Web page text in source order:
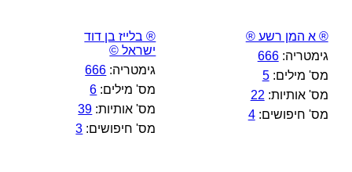
® א המן רשע ®
גימטריה:666
מס' מילים:5
מס' אותיות: 22
מס' חיפושים:4
® בלייז בן דוד
ישראל ©
גימטריה: 666
מס' מילים: 6
מס' אותיות: 39
מס' חיפושים: 3